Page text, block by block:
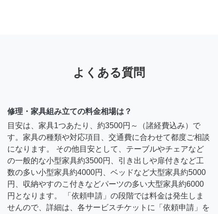
よくある質問
修理・家具組み立ての料金相場は？
目安は、家具1つあたり、約3500円～（諸経費込み）で
す。家具の種類や対応項目、交通費に合わせて都度ご相談
になります。 その他目安として、テーブルやチェアなど
の一般的な小型家具約3500円、引き出しや扉付きなど工
数の多い小型家具約4000円、ベッドなど大型家具約5000
円、収納やすのこ付きなどパーツの多い大型家具約6000
円となります。 「依頼申請」の段階では料金は発生しま
せんので、詳細は、各サービスチケットに「依頼申請」を